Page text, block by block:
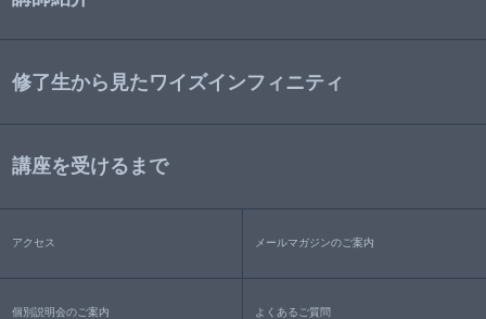
修了生から見たワイズインフィニティ
講座を受けるまで
アクセス メールマガジンのご案内
個別説明会のご案内 よくあるご質問